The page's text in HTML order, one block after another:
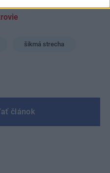
šikmá strecha
článok